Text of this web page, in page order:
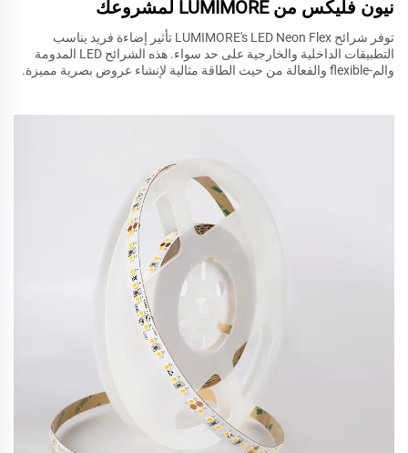
نيون فليكس من LUMIMORE لمشروعك
توفر شرائح LUMIMORE's LED Neon Flex تأثير إضاءة فريد يناسب
التطبيقات الداخلية والخارجية على حد سواء. هذه الشرائح LED المدومة
والم-flexible والفعالة من حيث الطاقة مثالية لإنشاء عروض بصرية مميزة.